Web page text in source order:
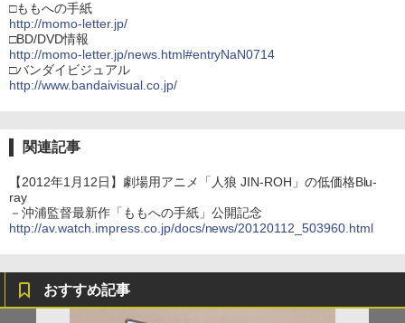
□ももへの手紙
http://momo-letter.jp/
□BD/DVD情報
http://momo-letter.jp/news.html#entryNaN0714
□バンダイビジュアル
http://www.bandaivisual.co.jp/
関連記事
【2012年1月12日】劇場用アニメ「人狼 JIN-ROH」の低価格Blu-
ray
－沖浦監督最新作「ももへの手紙」公開記念
http://av.watch.impress.co.jp/docs/news/20120112_503960.html
おすすめ記事